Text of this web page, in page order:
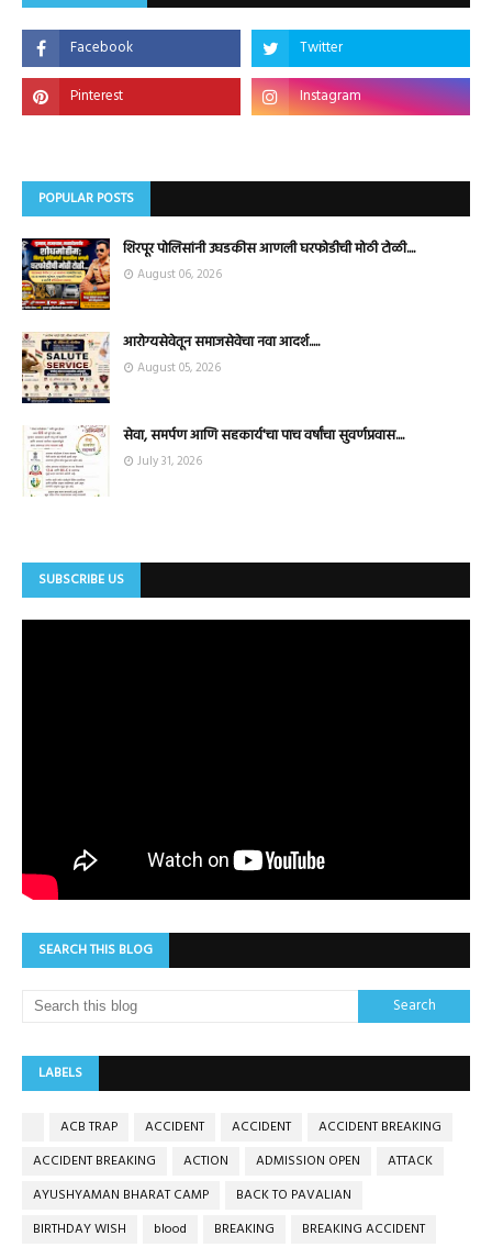
POPULAR POSTS
शिरपूर पोलिसांनी उघडकीस आणली घरफोडीची मोठी टोळी....
August 06, 2026
आरोग्यसेवेतून समाजसेवेचा नवा आदर्श.....
August 05, 2026
सेवा, समर्पण आणि सहकार्य'चा पाच वर्षांचा सुवर्णप्रवास....
July 31, 2026
SUBSCRIBE US
SEARCH THIS BLOG
LABELS
ACB TRAP ACCIDENT ACCIDENT
ACCIDENT BREAKING
ACCIDENT BREAKING
ACTION ADMISSION OPEN
ATTACK
AYUSHYAMAN BHARAT CAMP
BACK TO PAVALIAN
BIRTHDAY WISH
blood BREAKING
BREAKING ACCIDENT